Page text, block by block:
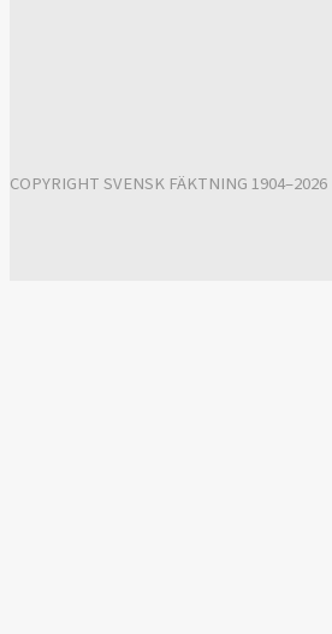
COPYRIGHT SVENSK FÄKTNING 1904–2026